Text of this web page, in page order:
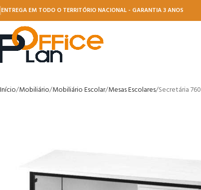
ENTREGA EM TODO O TERRITÓRIO NACIONAL - GARANTIA 3 ANOS
Início Mobiliário Mobiliário Escolar Mesas Escolares Secretária 760